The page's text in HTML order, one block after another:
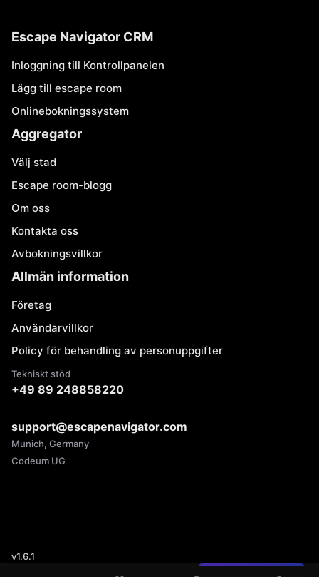
Escape Navigator CRM
Inloggning till Kontrollpanelen
Lägg till escape room
Onlinebokningssystem
Aggregator
Välj stad
Escape room-blogg
Om oss
Kontakta oss
Avbokningsvillkor
Allmän information
Företag
Användarvillkor
Policy för behandling av personuppgifter
Tekniskt stöd
+49 89 248858220
support@escapenavigator.com
Munich, Germany
Codeum UG
v1.6.1